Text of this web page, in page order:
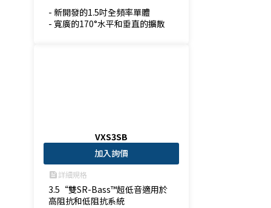
- 新開發的1.5吋全頻率單體
- 寬廣的170°水平和垂直的擴散
VXS3SB
加入詢價
feed詳細規格
3.5“雙SR-Bass™超低音適用於
高阻抗和低阻抗系統